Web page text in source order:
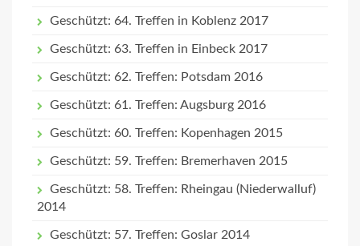
Geschützt: 64. Treffen in Koblenz 2017
Geschützt: 63. Treffen in Einbeck 2017
Geschützt: 62. Treffen: Potsdam 2016
Geschützt: 61. Treffen: Augsburg 2016
Geschützt: 60. Treffen: Kopenhagen 2015
Geschützt: 59. Treffen: Bremerhaven 2015
Geschützt: 58. Treffen: Rheingau (Niederwalluf)
2014
Geschützt: 57. Treffen: Goslar 2014